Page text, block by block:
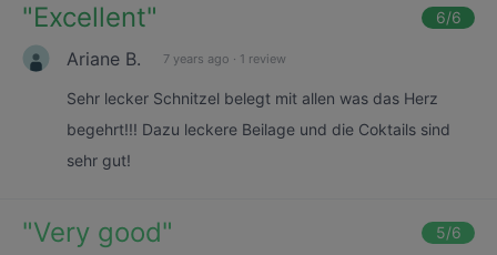
"Excellent" 6/6
Ariane B. 7 years ago · 1 review
Sehr lecker Schnitzel belegt mit allen was das Herz
begehrt!!! Dazu leckere Beilage und die Coktails sind
sehr gut!
"Very good" 5/6